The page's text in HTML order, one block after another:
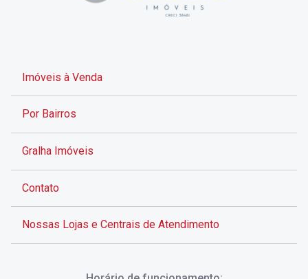
Imóveis à Venda
Por Bairros
Gralha Imóveis
Contato
Nossas Lojas e Centrais de Atendimento